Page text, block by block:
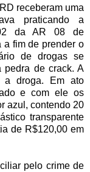
receberam uma
praticando a
da AR 08 de
a fim de prender o
de drogas se
pedra de crack. A
a droga. Em ato
e com ele os
azul, contendo 20
transparente
de R$120,00 em
pelo crime de